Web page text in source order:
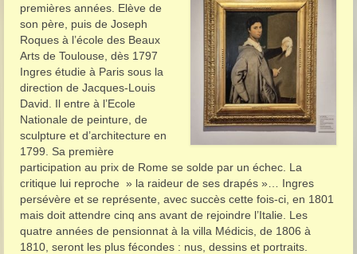
premières années. Elève de
son père, puis de Joseph
Roques à l’école des Beaux
Arts de Toulouse, dès 1797
Ingres étudie à Paris sous la
direction de Jacques-Louis
David. Il entre à l’Ecole
Nationale de peinture, de
sculpture et d’architecture en
1799. Sa première
participation au prix de Rome se solde par un échec. La
critique lui reproche » la raideur de ses drapés »… Ingres
persévère et se représente, avec succès cette fois-ci, en 1801
mais doit attendre cinq ans avant de rejoindre l’Italie. Les
quatre années de pensionnat à la villa Médicis, de 1806 à
1810, seront les plus fécondes : nus, dessins et portraits.